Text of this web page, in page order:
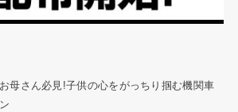
母さん必見!子供の心をがっちり掴む機関車